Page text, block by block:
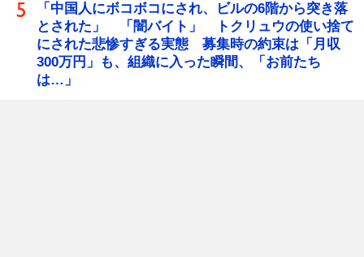
「中国人にボコボコにされ、ビルの6階から突き落
とされた」 「闇バイト」 トクリュウの使い捨て
にされた悲惨すぎる実態 募集時の約束は「月収
300万円」も、組織に入った瞬間、「お前たち
は…」